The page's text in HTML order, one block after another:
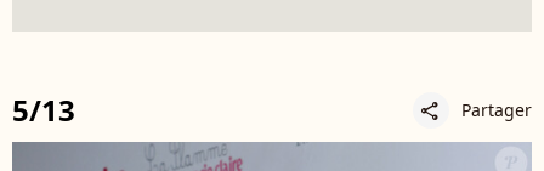
5/13 share Partager